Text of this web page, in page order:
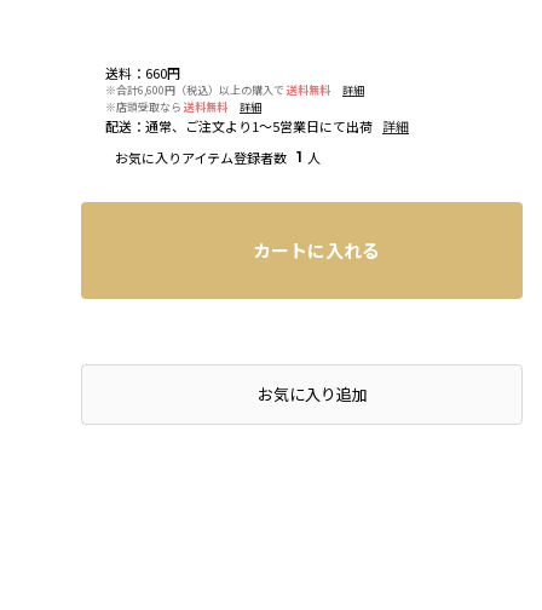
送料 ： 660円
※合計6,600円（税込）以上の購入で 送料無料
詳細
※店頭受取なら 送料無料 詳細
配送 ： 通常、ご注文より1～5営業日にて出荷 詳細
お気に入りアイテム登録者数 1 人
カートに入れる
店頭在庫を確認するお気に入り追加